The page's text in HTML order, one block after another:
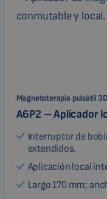
Magnetoterapia pulsátil
A6P2 – Aplicador
Interruptor de
extendidos.
Aplicación local
Largo 170 mm;